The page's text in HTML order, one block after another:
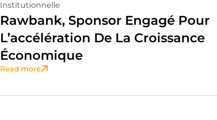
Institutionnelle
Rawbank, Sponsor Engagé Pour
L’accélération De La Croissance
Économique
Read more